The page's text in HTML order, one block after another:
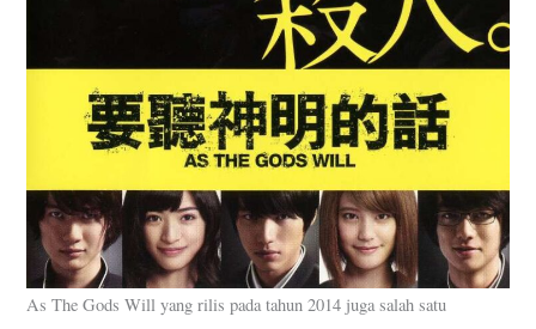
As The Gods Will yang rilis pada tahun 2014 juga salah satu